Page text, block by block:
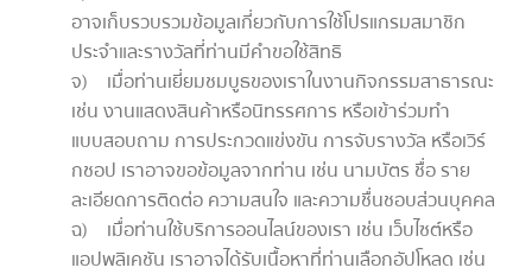
อาจเก็บรวบรวมข้อมูลเกี่ยวกับการใช้โปรแกรมสมาชิก
ประจำและรางวัลที่ท่านมีคำขอใช้สิทธิ
จ) เมื่อท่านเยี่ยมชมบูธของเราในงานกิจกรรมสาธารณะ
เช่น งานแสดงสินค้าหรือนิทรรศการ หรือเข้าร่วมทำ
แบบสอบถาม การประกวดแข่งขัน การจับรางวัล หรือเวิร์
กชอป เราอาจขอข้อมูลจากท่าน เช่น นามบัตร ชื่อ ราย
ละเอียดการติดต่อ ความสนใจ และความชื่นชอบส่วนบุคคล
ฉ) เมื่อท่านใช้บริการออนไลน์ของเรา เช่น เว็บไซต์หรือ
แอปพลิเคชัน เราอาจได้รับเนื้อหาที่ท่านเลือกอัปโหลด เช่น